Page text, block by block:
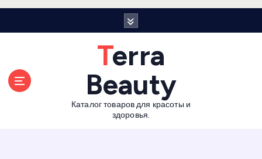
Terra
Beauty
Каталог товаров для красоты и
здоровья.